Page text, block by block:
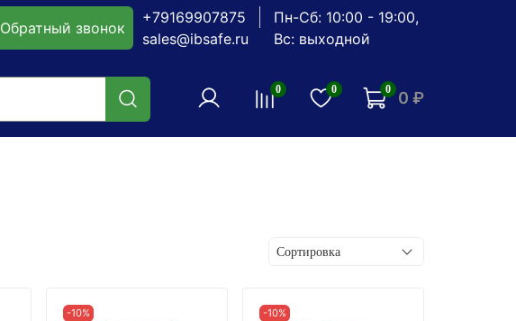
Обратный звонок
+79169907875
sales@ibsafe.ru
Пн-Сб: 10:00 - 19:00,
Вс: выходной
0 0 0 0 ₽
-10% -10%